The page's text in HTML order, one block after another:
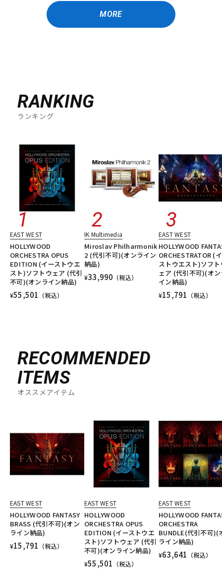
MORE
RANKING
ランキング
EAST WEST
HOLLYWOOD
ORCHESTRA OPUS
EDITION (イーストウエ
スト)ソフトウェア (代引
不可)(オンライン納品)
¥55,501 （税込）
IK Multimedia
Miroslav Philharmonik
2 (代引不可)(オンライン
納品)
¥33,990 （税込）
EAST WEST
HOLLYWOOD
ORCHESTRATOR (
ストウエスト)ソフト
ェア (代引不可)(オ
イン納品)
¥15,791 （税込）
RECOMMENDED
ITEMS
オススメアイテム
EAST WEST
HOLLYWOOD FANTASY
BRASS (代引不可)(オン
ライン納品)
¥15,791 （税込）
EAST WEST
HOLLYWOOD
ORCHESTRA OPUS
EDITION (イーストウエ
スト)ソフトウェア (代引
不可)(オンライン納品)
¥55,501 （税込）
EAST WEST
HOLLYWOOD
ORCHESTRA
BUNDLE(代引不可)(
ライン納品)
¥63,641 （税込）